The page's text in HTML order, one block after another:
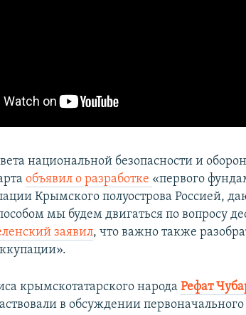
национальной безопасности и
объявил о разработке «первого
Крымского полуострова Россией,
мы будем двигаться по вопросу
заявил, что важно также
крымскотатарского народаРефат
в обсуждении первоначального